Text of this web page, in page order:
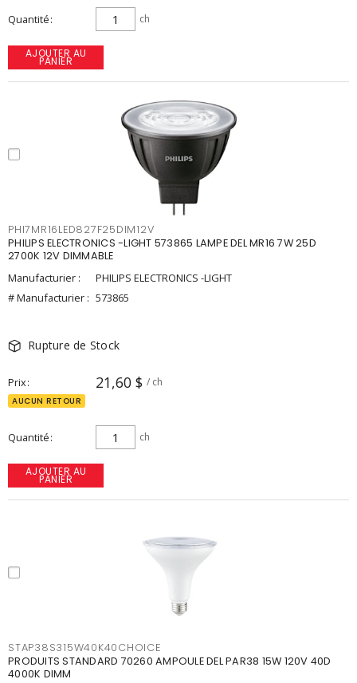
Quantité ch
AJOUTER AU
PANIER
PHI7MR16LED827F25DIM12V
PHILIPS ELECTRONICS -LIGHT 573865 LAMPE DEL MR16 7W 25D
2700K 12V DIMMABLE
Manufacturier :
PHILIPS ELECTRONICS -LIGHT
# Manufacturier : 573865
Rupture de Stock
Prix 21,60 $ / ch
AUCUN RETOUR
Quantité ch
AJOUTER AU
PANIER
STAP38S315W40K40CHOICE
PRODUITS STANDARD 70260 AMPOULE DEL PAR38 15W 120V 40D
4000K DIMM